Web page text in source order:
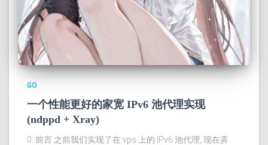
GO
一个性能更好的家宽 IPv6 池代理实现
(ndppd + Xray)
0. 前言 之前我们实现了在 vps 上的 IPv6 池代理, 现在弄